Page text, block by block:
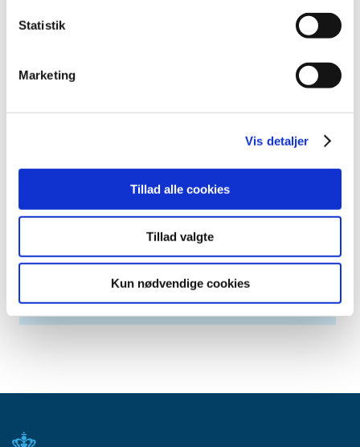
Statistik
Marketing
Vis detaljer
Tillad alle cookies
Tillad valgte
Kun nødvendige cookies
februar (2)
2011 (13)
2007 (3)
2005 (2)
Relateret indhold
Generelle tilskud til medicin